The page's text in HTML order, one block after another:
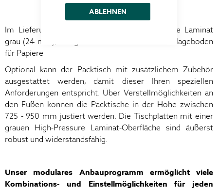
ABLEHNEN
VERSION:KARTONAGE
Im Lieferumfang sind enthalten die Tischplatte Laminat
grau (24 mm), Ablageboden für Kartons und Ablageboden
für Papiere
Optional kann der Packtisch mit zusätzlichem Zubehör
ausgestattet werden, damit dieser Ihren speziellen
Anforderungen entspricht. Über Verstellmöglichkeiten an
den Füßen können die Packtische in der Höhe zwischen
725 - 950 mm justiert werden. Die Tischplatten mit einer
grauen High-Pressure Laminat-Oberfläche sind äußerst
robust und widerstandsfähig.
Unser modulares Anbauprogramm ermöglicht viele
Kombinations- und Einstellmöglichkeiten für jeden